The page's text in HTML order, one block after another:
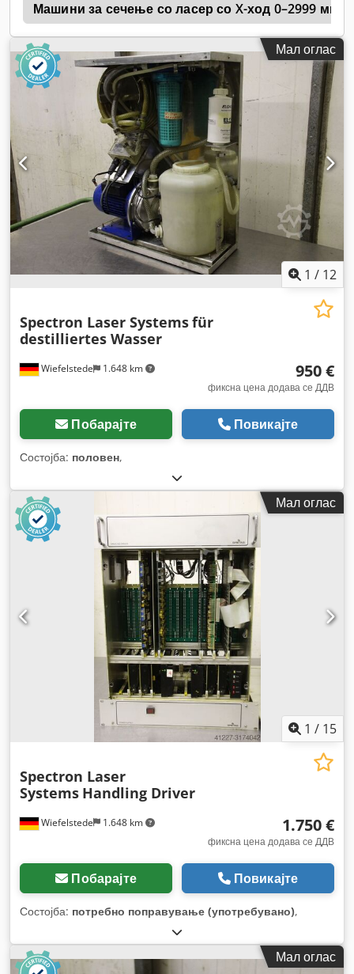
Машини за сечење со ласер со X-ход 0–2999 мм
Мал оглас
1 / 12
Wiefelstede 1.648 km
Spectron Laser Systemsfür
destilliertes Wasser
950 €
фиксна цена додава се ДДВ
Побарајте Повикајте
Состојба: половен,
Мал оглас
1 / 15
Wiefelstede 1.648 km
Spectron Laser
Systems Handling Driver
1.750 €
фиксна цена додава се ДДВ
Побарајте Повикајте
Состојба: потребно поправување (употребувано),
Мал оглас